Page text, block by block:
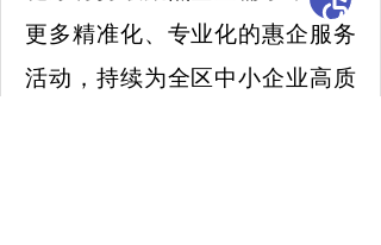
更多精准化、专业化的惠企服务
活动，持续为全区中小企业高质